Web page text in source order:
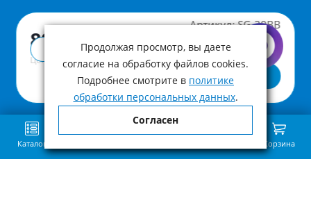
Артикул: SG-30BB
890 ₽
Цена с учетом НДС
В корзину
Купить в 1 клик
Каталог Корзина
Продолжая просмотр, вы даете
согласие на обработку файлов cookies.
Подробнее смотрите в политике
обработки персональных данных.
Согласен